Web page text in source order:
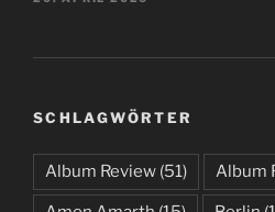
SCHLAGWÖRTER
Album Review (51) Album